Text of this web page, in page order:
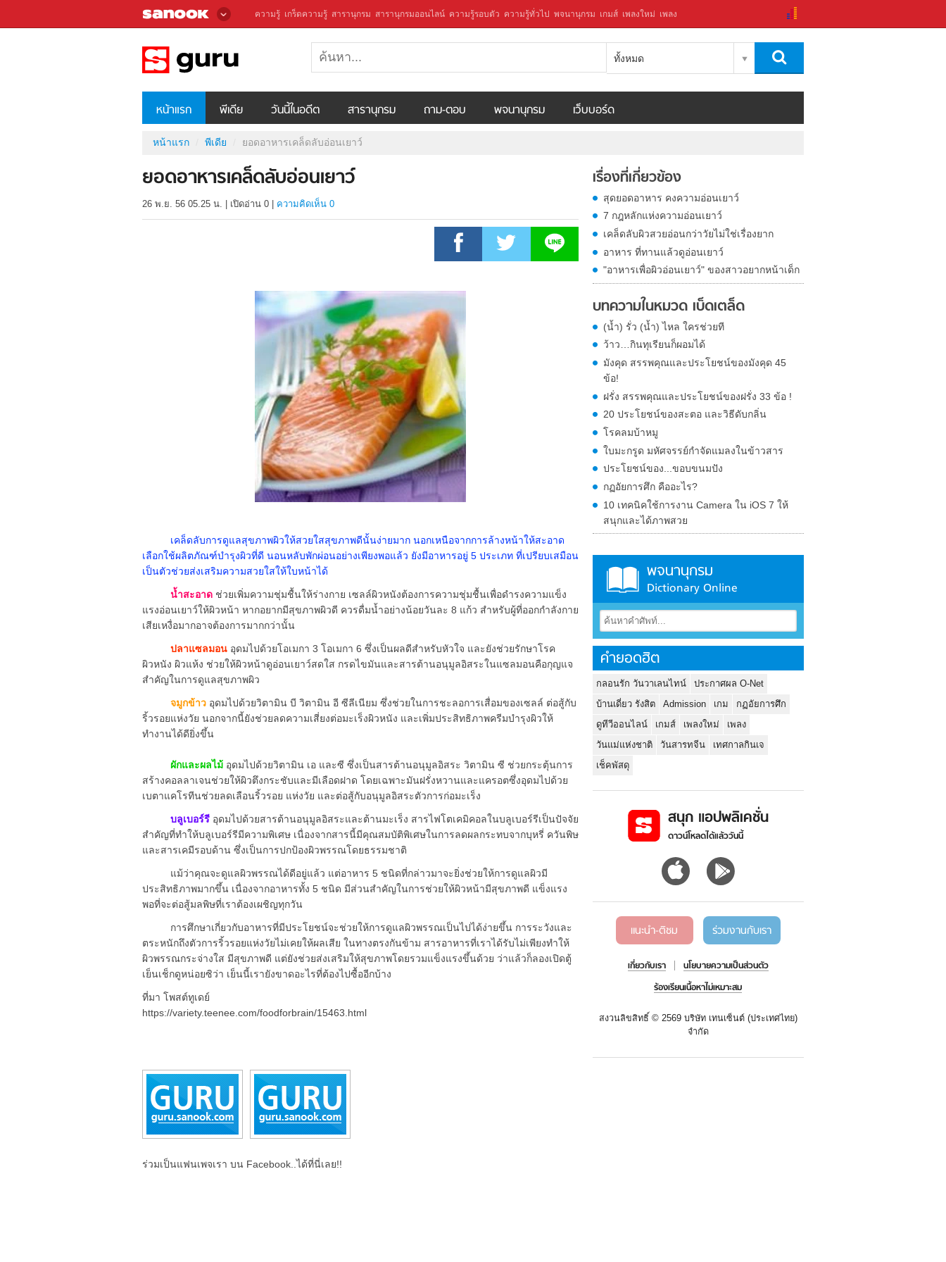
ความรู้ เกร็ดความรู้ สารานุกรม สารานุกรมออนไลน์ ความรู้รอบตัว ความรู้ทั่วไป พจนานุกรม เกมส์ เพลงใหม่ เพลง
ทั้งหมด
หน้าแรก พีเดีย วันนี้ในอดีต สารานุกรม ถาม-ตอบ พจนานุกรม เว็บบอร์ด
หน้าแรก พีเดีย ยอดอาหารเคล็ดลับอ่อนเยาว์
ยอดอาหารเคล็ดลับอ่อนเยาว์
26 พ.ย. 56 05.25 น. เปิดอ่าน 0 ความคิดเห็น 0
เคล็ดลับการดูแลสุขภาพผิวให้สวยใสสุขภาพดีนั้นง่ายมาก นอกเหนือจากการล้างหน้าให้สะอาด
เลือกใช้ผลิตภัณฑ์บำรุงผิวที่ดี นอนหลับพักผ่อนอย่างเพียงพอแล้ว ยังมีอาหารอยู่ 5 ประเภท ที่เปรียบเสมือน
เป็นตัวช่วยส่งเสริมความสวยใสให้ใบหน้าได้
น้ำสะอาด ช่วยเพิ่มความชุ่มชื้นให้ร่างกาย เซลล์ผิวหนังต้องการความชุ่มชื้นเพื่อดำรงความแข็ง
แรงอ่อนเยาว์ให้ผิวหน้า หากอยากมีสุขภาพผิวดี ควรดื่มน้ำอย่างน้อยวันละ 8 แก้ว สำหรับผู้ที่ออกกำลังกาย
เสียเหงื่อมากอาจต้องการมากกว่านั้น
ปลาแซลมอน อุดมไปด้วยโอเมกา 3 โอเมกา 6 ซึ่งเป็นผลดีสำหรับหัวใจ และยังช่วยรักษาโรค
ผิวหนัง ผิวแห้ง ช่วยให้ผิวหน้าดูอ่อนเยาว์สดใส กรดไขมันและสารต้านอนุมูลอิสระในแซลมอนคือกุญแจ
สำคัญในการดูแลสุขภาพผิว
จมูกข้าว อุดมไปด้วยวิตามิน บี วิตามิน อี ซีลีเนียม ซึ่งช่วยในการชะลอการเสื่อมของเซลล์ ต่อสู้กับ
ริ้วรอยแห่งวัย นอกจากนี้ยังช่วยลดความเสี่ยงต่อมะเร็งผิวหนัง และเพิ่มประสิทธิภาพครีมบำรุงผิวให้
ทำงานได้ดียิ่งขึ้น
ผักและผลไม้ อุดมไปด้วยวิตามิน เอ และซี ซึ่งเป็นสารต้านอนุมูลอิสระ วิตามิน ซี ช่วยกระตุ้นการ
สร้างคอลลาเจนช่วยให้ผิวตึงกระชับและมีเลือดฝาด โดยเฉพาะมันฝรั่งหวานและแครอตซึ่งอุดมไปด้วย
เบตาแคโรทีนช่วยลดเลือนริ้วรอย แห่งวัย และต่อสู้กับอนุมูลอิสระตัวการก่อมะเร็ง
บลูเบอร์รี อุดมไปด้วยสารต้านอนุมูลอิสระและต้านมะเร็ง สารไฟโตเคมิคอลในบลูเบอร์รีเป็นปัจจัย
สำคัญที่ทำให้บลูเบอร์รีมีความพิเศษ เนื่องจากสารนี้มีคุณสมบัติพิเศษในการลดผลกระทบจากบุหรี่ ควันพิษ
และสารเคมีรอบด้าน ซึ่งเป็นการปกป้องผิวพรรณโดยธรรมชาติ
แม้ว่าคุณจะดูแลผิวพรรณได้ดีอยู่แล้ว แต่อาหาร 5 ชนิดที่กล่าวมาจะยิ่งช่วยให้การดูแลผิวมี
ประสิทธิภาพมากขึ้น เนื่องจากอาหารทั้ง 5 ชนิด มีส่วนสำคัญในการช่วยให้ผิวหน้ามีสุขภาพดี แข็งแรง
พอที่จะต่อสู้มลพิษที่เราต้องเผชิญทุกวัน
การศึกษาเกี่ยวกับอาหารที่มีประโยชน์จะช่วยให้การดูแลผิวพรรณเป็นไปได้ง่ายขึ้น การระวังและ
ตระหนักถึงตัวการริ้วรอยแห่งวัยไม่เคยให้ผลเสีย ในทางตรงกันข้าม สารอาหารที่เราได้รับไม่เพียงทำให้
ผิวพรรณกระจ่างใส มีสุขภาพดี แต่ยังช่วยส่งเสริมให้สุขภาพโดยรวมแข็งแรงขึ้นด้วย ว่าแล้วก็ลองเปิดตู้
เย็นเช็กดูหน่อยซิว่า เย็นนี้เรายังขาดอะไรที่ต้องไปซื้ออีกบ้าง
ที่มา โพสต์ทูเดย์
https://variety.teenee.com/foodforbrain/15463.html
ร่วมเป็นแฟนเพจเรา บน Facebook..ได้ที่นี่เลย!!
เรื่องที่เกี่ยวข้อง
สุดยอดอาหาร คงความอ่อนเยาว์
7 กฎหลักแห่งความอ่อนเยาว์
เคล็ดลับผิวสวยอ่อนกว่าวัยไม่ใช่เรื่องยาก
อาหาร ที่ทานแล้วดูอ่อนเยาว์
"อาหารเพื่อผิวอ่อนเยาว์" ของสาวอยากหน้าเด็ก
บทความในหมวด เบ็ดเตล็ด
(น้ำ) รั่ว (น้ำ) ไหล ใครช่วยที
ว้าว…กินทุเรียนก็ผอมได้
มังคุด สรรพคุณและประโยชน์ของมังคุด 45
ข้อ!
ฝรั่ง สรรพคุณและประโยชน์ของฝรั่ง 33 ข้อ !
20 ประโยชน์ของสะตอ และวิธีดับกลิ่น
โรคลมบ้าหมู
ใบมะกรูด มหัศจรรย์กำจัดแมลงในข้าวสาร
ประโยชน์ของ...ขอบขนมปัง
กฏอัยการศึก คืออะไร?
10 เทคนิคใช้การงาน Camera ใน iOS 7 ให้
สนุกและได้ภาพสวย
พจนานุกรม
Dictionary Online
คำยอดฮิต
กลอนรัก วันวาเลนไทน์
ประกาศผล O-Net
บ้านเดี่ยว รังสิต
Admission เกม
กฏอัยการศึก
ดูทีวีออนไลน์
เกมส์ เพลงใหม่
เพลง
วันแม่แห่งชาติ
วันสารทจีน
เทศกาลกินเจ
เช็คพัสดุ
สนุก แอปพลิเคชั่น
ดาวน์โหลดได้แล้ววันนี้
แนะนำ-ติชม ร่วมงานกับเรา
เกี่ยวกับเรา
นโยบายความเป็นส่วนตัว
ร้องเรียนเนื้อหาไม่เหมาะสม
สงวนลิขสิทธิ์ © 2569 บริษัท เทนเซ็นต์ (ประเทศไทย)
จำกัด